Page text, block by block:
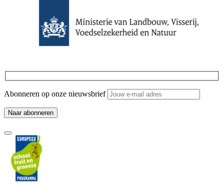
Abonneren op onze nieuwsbrief